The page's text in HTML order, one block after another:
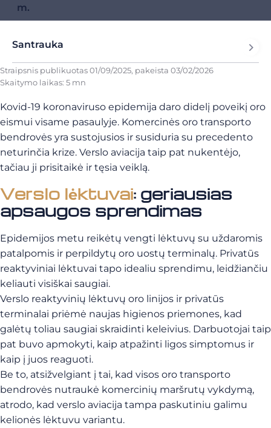
m.
Santrauka
Straipsnis publikuotas01/09/2025, pakeista 03/02/2026
Skaitymo laikas: 5 mn
Kovid-19 koronaviruso epidemija daro didelį poveikį oro
eismui visame pasaulyje. Komercinės oro transporto
bendrovės yra sustojusios ir susiduria su precedento
neturinčia krize. Verslo aviacija taip pat nukentėjo,
tačiau ji prisitaikė ir tęsia veiklą.
Verslo lėktuvai: geriausias
apsaugos sprendimas
Epidemijos metu reikėtų vengti lėktuvų su uždaromis
patalpomis ir perpildytų oro uostų terminalų. Privatūs
reaktyviniai lėktuvai tapo idealiu sprendimu, leidžiančiu
keliauti visiškai saugiai.
Verslo reaktyvinių lėktuvų oro linijos ir privatūs
terminalai priėmė naujas higienos priemones, kad
galėtų toliau saugiai skraidinti keleivius. Darbuotojai taip
pat buvo apmokyti, kaip atpažinti ligos simptomus ir
kaip į juos reaguoti.
Be to, atsižvelgiant į tai, kad visos oro transporto
bendrovės nutraukė komercinių maršrutų vykdymą,
atrodo, kad verslo aviacija tampa paskutiniu galimu
kelionės lėktuvu variantu.